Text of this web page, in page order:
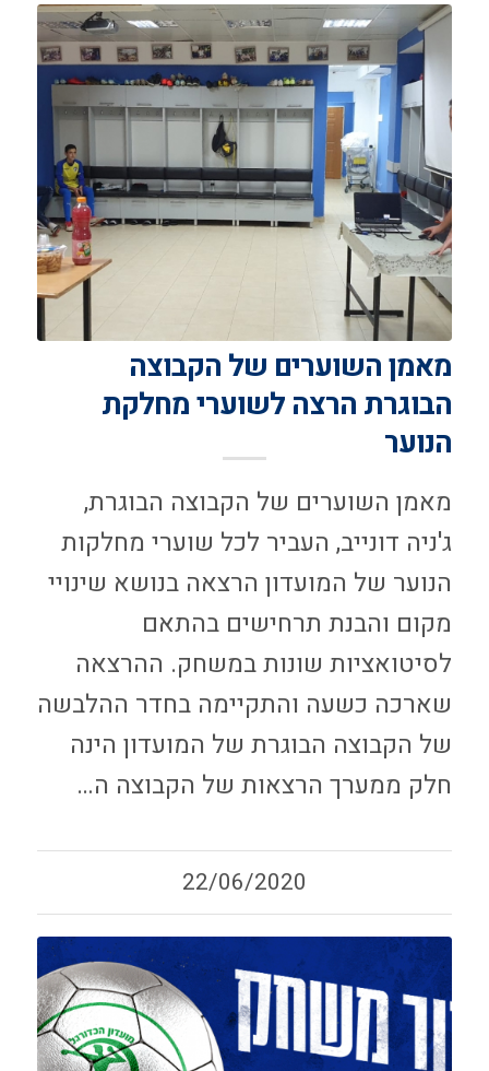
מאמן השוערים של הקבוצה
הבוגרת הרצה לשוערי מחלקת
הנוער
מאמן השוערים של הקבוצה הבוגרת,
ג'ניה דונייב, העביר לכל שוערי מחלקות
הנוער של המועדון הרצאה בנושא שינויי
מקום והבנת תרחישים בהתאם
לסיטואציות שונות במשחק. ההרצאה
שארכה כשעה והתקיימה בחדר ההלבשה
של הקבוצה הבוגרת של המועדון הינה
חלק ממערך הרצאות של הקבוצה ה…
22/06/2020